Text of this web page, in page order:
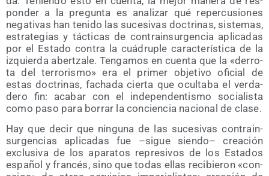
pon­der a la pre­gun­ta es ana­li­zar qué reper­cu­sio­nes
nega­ti­vas han teni­do las suce­si­vas doc­tri­nas, sis­te­mas,
estra­te­gias y tác­ti­cas de con­tra­in­sur­gen­cia apli­ca­das
por el Esta­do con­tra la cuá­dru­ple carac­te­rís­ti­ca de la
izquier­da aber­tza­le. Ten­ga­mos en cuen­ta que la «derro­
ta del terro­ris­mo» era el pri­mer obje­ti­vo ofi­cial de
estas doc­tri­nas, facha­da cier­ta que ocul­ta­ba el ver­da­
de­ro fin: aca­bar con el inde­pen­den­tis­mo socia­lis­ta
como paso para borrar la con­cien­cia nacio­nal de clase.
Hay que decir que nin­gu­na de las suce­si­vas con­tra­in­
sur­gen­cias apli­ca­das fue –sigue sien­do– crea­ción
exclu­si­va de los apa­ra­tos repre­si­vos de los Esta­dos
espa­ñol y fran­cés, sino que todas ellas reci­bie­ron «con­